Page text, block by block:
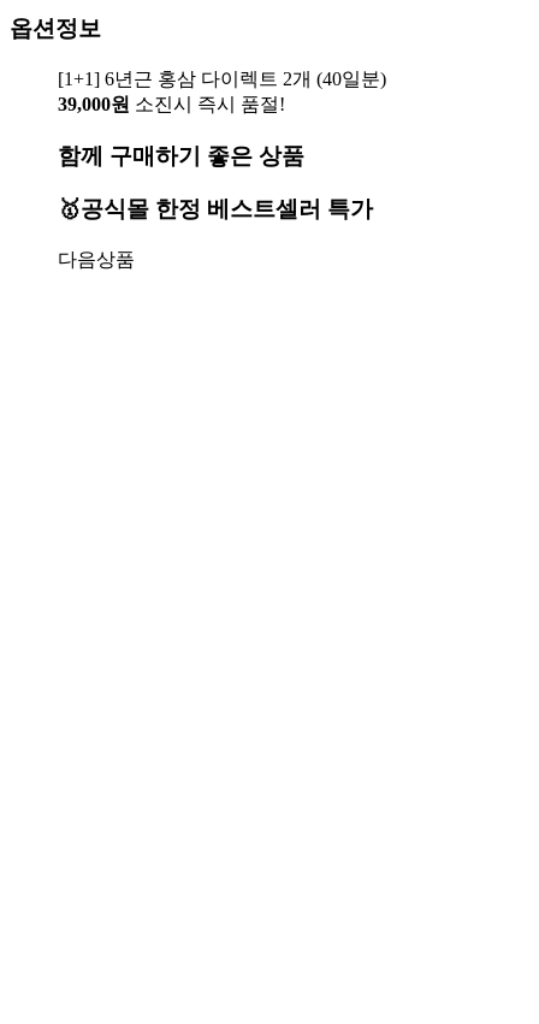
옵션정보
[1+1] 6년근 홍삼 다이렉트 2개 (40일분)
39,000원 소진시 즉시 품절!
함께 구매하기 좋은 상품
🥇공식몰 한정 베스트셀러 특가
다음상품